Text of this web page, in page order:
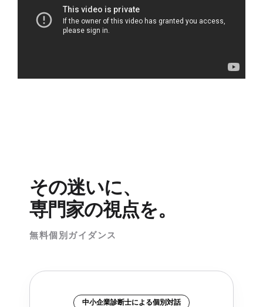
その迷いに、
専門家の視点を。
無料個別ガイダンス
中小企業診断士による個別対話